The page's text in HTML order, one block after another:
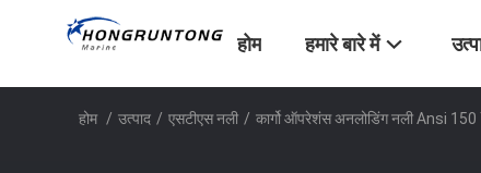
होम हमारे बारे में
होम / उत्पाद / एसटीएस नली / कार्गो ऑपरेशंस अनलोडिंग नली Ansi